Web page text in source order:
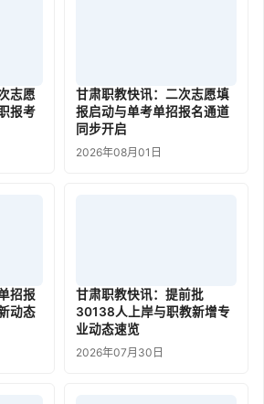
志愿
报考
甘肃职教快讯：二次志愿填
报启动与单考单招报名通道
同步开启
2026年08月01日
招报
动态
甘肃职教快讯：提前批
30138人上岸与职教新增专
业动态速览
2026年07月30日